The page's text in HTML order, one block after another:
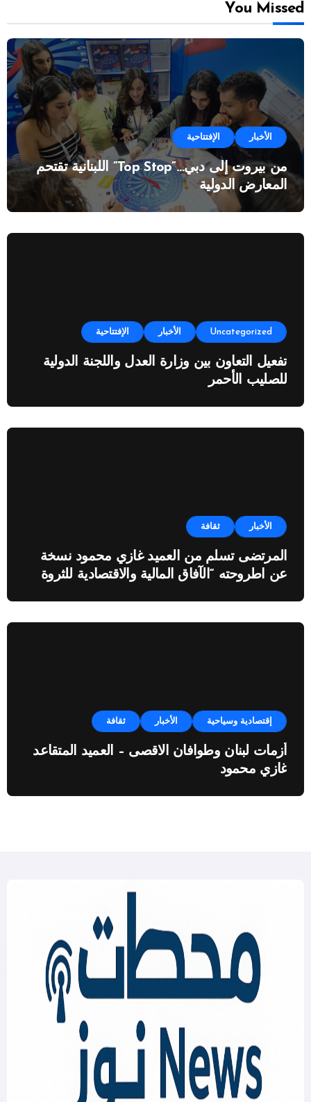
You Missed
الأخبار الإفتتاحية
من بيروت إلى دبي…”Top Stop” اللبنانية تقتحم
المعارض الدولية
Uncategorized الأخبار الإفتتاحية
تفعيل التعاون بين وزارة العدل واللجنة الدولية
للصليب الأحمر
الأخبار ثقافة
المرتضى تسلم من العميد غازي محمود نسخة
عن اطروحته “الآفاق المالية والاقتصادية للثروة
إقتصادية وسياحية الأخبار ثقافة
أزمات لبنان وطوافان الاقصى – العميد المتقاعد
غازي محمود